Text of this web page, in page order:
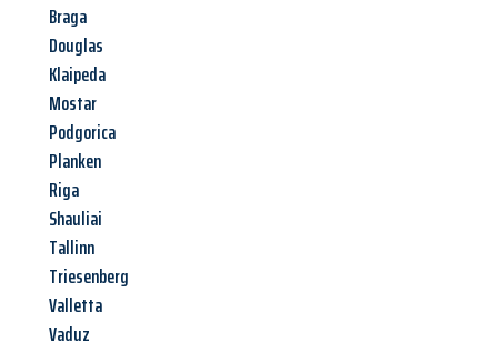
Braga
Douglas
Klaipeda
Mostar
Podgorica
Planken
Riga
Shauliai
Tallinn
Triesenberg
Valletta
Vaduz